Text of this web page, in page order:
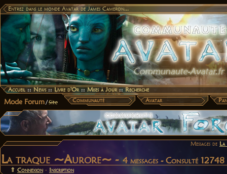
Entrez dans le monde Avatar de James Cameron...
Accueil::News::Livre d'Or::Mises à Jour::Recherche
Mode Forum/Site Communauté Avatar
Messages de
La traque ~Aurore~ -4 messages - Consulté
⇑ Connexion - Inscription